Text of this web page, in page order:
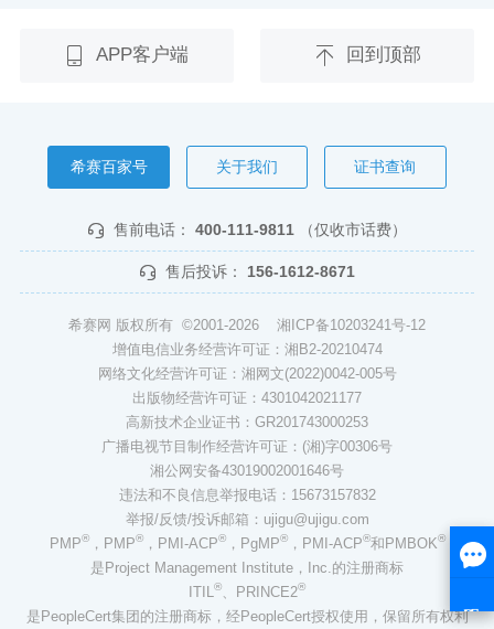
APP客户端 回到顶部
希赛百家号 关于我们 证书查询
售前电话： 400-111-9811 （仅收市话费）
售后投诉： 156-1612-8671
希赛网 版权所有 ©2001-2026 湘ICP备10203241号-12
增值电信业务经营许可证：湘B2-20210474
网络文化经营许可证：湘网文(2022)0042-005号
出版物经营许可证：4301042021177
高新技术企业证书：GR201743000253
广播电视节目制作经营许可证：(湘)字00306号
湘公网安备43019002001646号
违法和不良信息举报电话：15673157832
举报/反馈/投诉邮箱：ujigu@ujigu.com
PMP®，PMP®，PMI-ACP®，PgMP®，PMI-ACP®和PMBOK®
是Project Management Institute，Inc.的注册商标
ITIL ® 、PRINCE2®
是PeopleCert集团的注册商标，经PeopleCert授权使用，保留所有权利